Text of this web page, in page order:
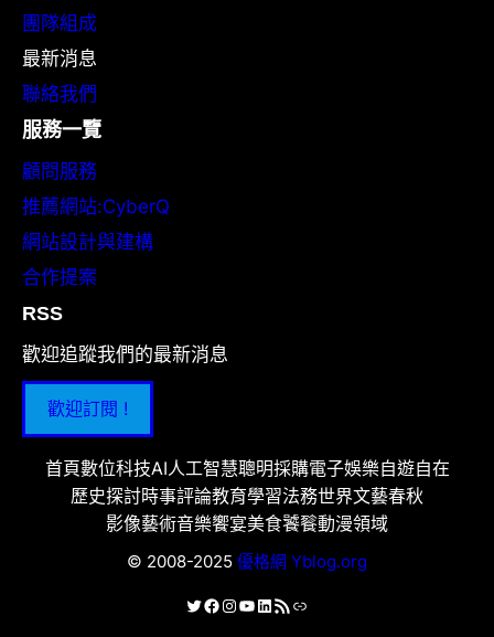
團隊組成
最新消息
聯絡我們
服務一覽
顧問服務
推薦網站:CyberQ
網站設計與建構
合作提案
RSS
歡迎追蹤我們的最新消息
歡迎訂閱 !
首頁數位科技AI人工智慧聰明採購電子娛樂自遊自在
歷史探討時事評論教育學習法務世界文藝春秋
影像藝術音樂饗宴美食饕餮動漫領域
© 2008-2025 優格網 Yblog.org
X Facebook
Instagram
YouTube
LinkedIn
RSS 資訊提供連結